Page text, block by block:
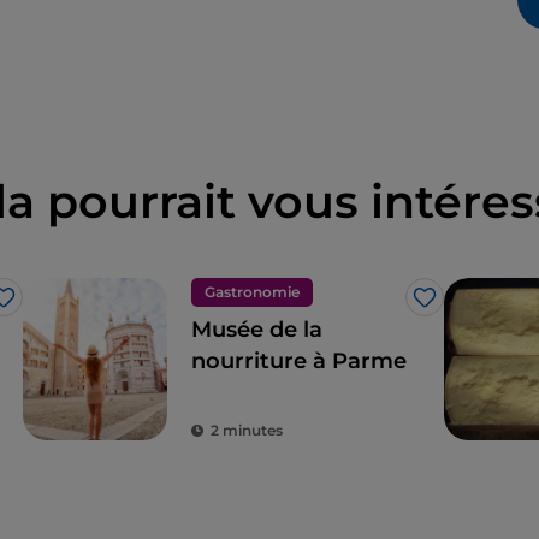
pourrait vous
J’aime
Gastronomie
J’aime
Musée de la
nourriture à Parme
2 minutes